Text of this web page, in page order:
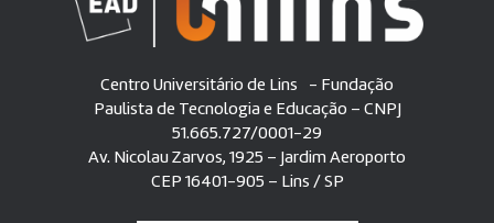
Centro Universitário de Lins - Fundação
Paulista de Tecnologia e Educação – CNPJ
51.665.727/0001-29
Av. Nicolau Zarvos, 1925 – Jardim Aeroporto
CEP 16401-905 – Lins / SP